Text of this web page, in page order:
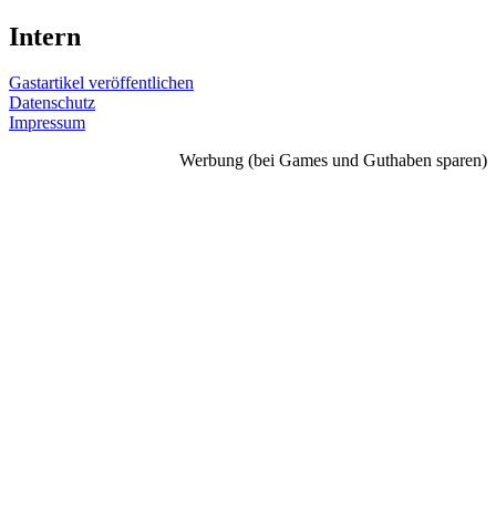
Intern
Gastartikel veröffentlichen
Datenschutz
Impressum
Werbung (bei Games und Guthaben sparen)